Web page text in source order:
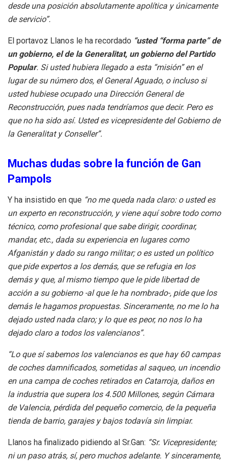
desde una posición absolutamente apolítica y únicamente
de servicio”.
El portavoz Llanos le ha recordado “usted “forma parte” de
un gobierno, el de la Generalitat, un gobierno del Partido
Popular. Si usted hubiera llegado a esta “misión” en el
lugar de su número dos, el General Aguado, o incluso si
usted hubiese ocupado una Dirección General de
Reconstrucción, pues nada tendríamos que decir. Pero es
que no ha sido así. Usted es vicepresidente del Gobierno de
la Generalitat y Conseller”.
Muchas dudas sobre la función de Gan
Pampols
Y ha insistido en que “no me queda nada claro: o usted es
un experto en reconstrucción, y viene aquí sobre todo como
técnico, como profesional que sabe dirigir, coordinar,
mandar, etc., dada su experiencia en lugares como
Afganistán y dado su rango militar; o es usted un político
que pide expertos a los demás, que se refugia en los
demás y que, al mismo tiempo que le pide libertad de
acción a su gobierno -al que le ha nombrado-, pide que los
demás le hagamos propuestas. Sinceramente, no me lo ha
dejado usted nada claro; y lo que es peor, no nos lo ha
dejado claro a todos los valencianos”.
“Lo que sí sabemos los valencianos es que hay 60 campas
de coches damnificados, sometidas al saqueo, un incendio
en una campa de coches retirados en Catarroja, daños en
la industria que supera los 4.500 Millones, según Cámara
de Valencia, pérdida del pequeño comercio, de la pequeña
tienda de barrio, garajes y bajos todavía sin limpiar.
Llanos ha finalizado pidiendo al Sr.Gan: “Sr. Vicepresidente;
ni un paso atrás, sí, pero muchos adelante. Y sinceramente,